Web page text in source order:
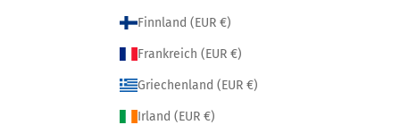
Finnland (EUR €)
Frankreich (EUR €)
Griechenland (EUR €)
Irland (EUR €)